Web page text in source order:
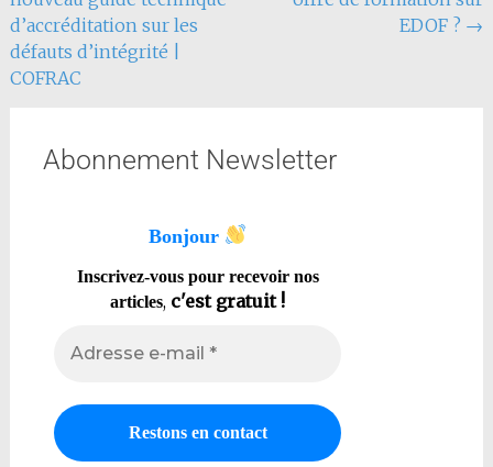
d’accréditation sur les
défauts d’intégrité |
COFRAC
EDOF ? →
Abonnement Newsletter
Bonjour
Inscrivez-vous pour recevoir nos
articles, c'est gratuit !